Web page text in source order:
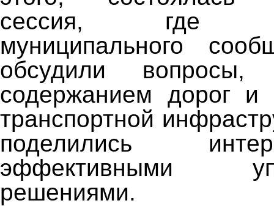
сессия, где
муниципального
обсудили
содержанием дорог и
транспортной
поделились
эффективными
решениями.